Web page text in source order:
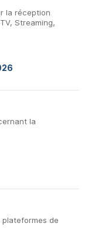
la réception
Streaming,
la
de